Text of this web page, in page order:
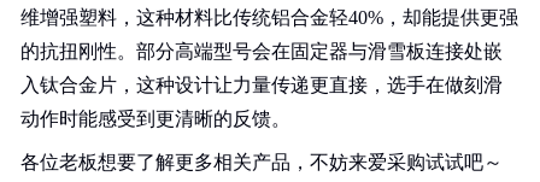
维增强塑料，这种材料比传统铝合金轻40%，却能提供更强
的抗扭刚性。部分高端型号会在固定器与滑雪板连接处嵌
入钛合金片，这种设计让力量传递更直接，选手在做刻滑
动作时能感受到更清晰的反馈。
各位老板想要了解更多相关产品，不妨来爱采购试试吧～